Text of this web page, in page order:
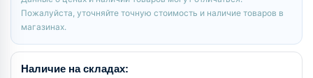
Пожалуйста, уточняйте точную стоимость и наличие товаров в
магазинах.
Наличие на складах: